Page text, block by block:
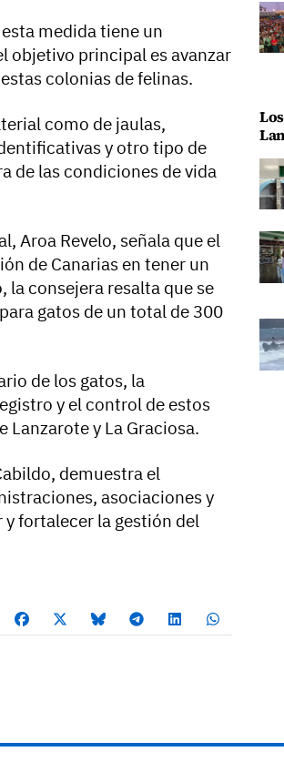
medida tiene un
objetivo principal es avanzar
colonias de felinas.
como de jaulas,
y otro tipo de
de las condiciones de vida
Aroa Revelo, señala que el
de Canarias en tener un
la consejera resalta que se
gatos de un total de 300
de los gatos, la
y el control de estos
Lanzarote y La Graciosa.
demuestra el
asociaciones y
fortalecer la gestión del